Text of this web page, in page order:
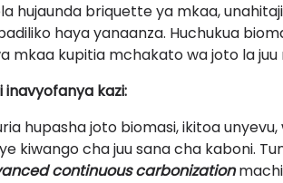
hujaunda briquette ya mkaa,
haya yanaanza. Huchukua
mkaa kupitia mchakato wa joto la juu
inavyofanya kazi:
hupasha joto biomasi, ikitoa
kiwango cha juu sana cha kaboni.
continuous carbonization